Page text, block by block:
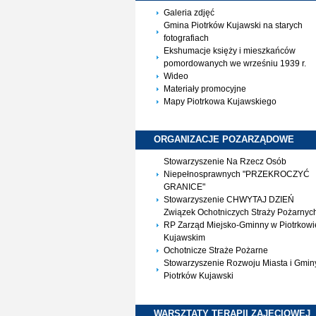
Galeria zdjęć
Gmina Piotrków Kujawski na starych
fotografiach
Ekshumacje księży i mieszkańców
pomordowanych we wrześniu 1939 r.
Wideo
Materiały promocyjne
Mapy Piotrkowa Kujawskiego
ORGANIZACJE POZARZĄDOWE
Stowarzyszenie Na Rzecz Osób
Niepełnosprawnych "PRZEKROCZYĆ
GRANICE"
Stowarzyszenie CHWYTAJ DZIEŃ
Związek Ochotniczych Straży
RP Zarząd Miejsko-Gminny w
Kujawskim
Ochotnicze Straże Pożarne
Stowarzyszenie Rozwoju Miasta i
Piotrków Kujawski
WARSZTATY TERAPII ZAJĘCIOWEJ